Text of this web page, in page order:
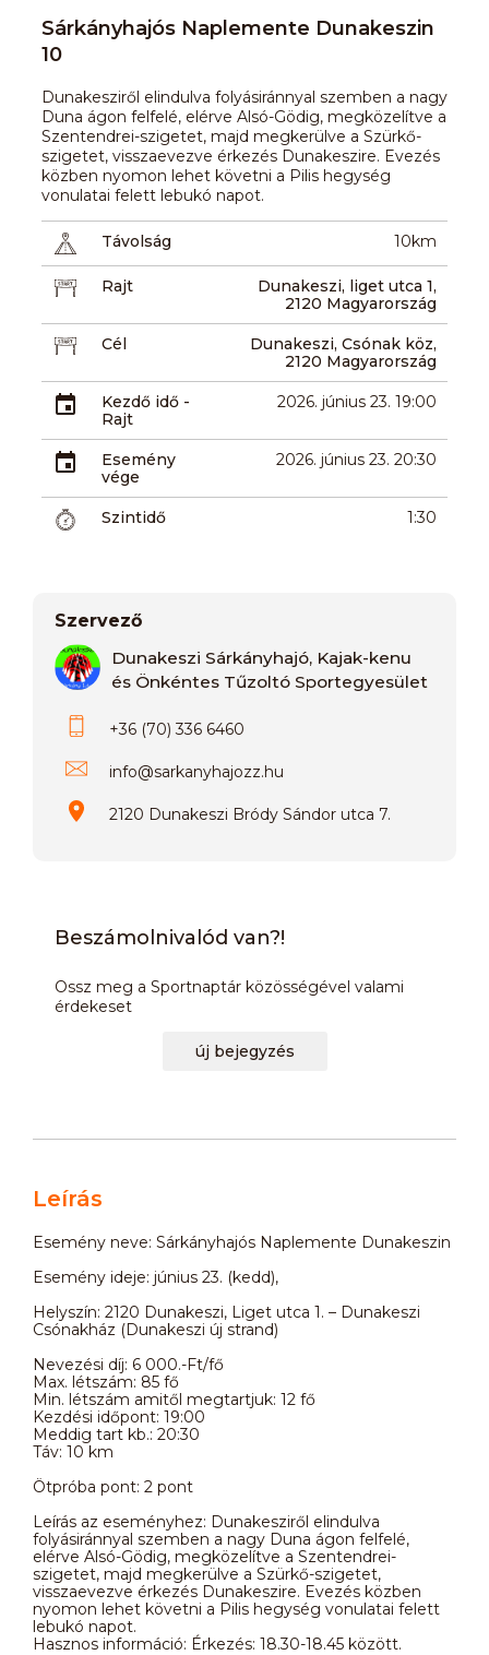
Sárkányhajós Naplemente Dunakeszin
10
Dunakesziről elindulva folyásiránnyal szemben a nagy
Duna ágon felfelé, elérve Alsó-Gödig, megközelítve a
Szentendrei-szigetet, majd megkerülve a Szürkő-
szigetet, visszaevezve érkezés Dunakeszire. Evezés
közben nyomon lehet követni a Pilis hegység
vonulatai felett lebukó napot.
Távolság 10km
Rajt
Dunakeszi, liget utca 1,
2120 Magyarország
Cél
Dunakeszi, Csónak köz,
2120 Magyarország
Kezdő idő -
Rajt
2026. június 23. 19:00
Esemény
vége
2026. június 23. 20:30
Szintidő 1:30
Szervező
Dunakeszi Sárkányhajó, Kajak-kenu
és Önkéntes Tűzoltó Sportegyesület
+36 (70) 336 6460
info@sarkanyhajozz.hu
2120 Dunakeszi Bródy Sándor utca 7.
Beszámolnivalód van?!
Ossz meg a Sportnaptár közösségével valami
érdekeset
új bejegyzés
Leírás
Esemény neve: Sárkányhajós Naplemente Dunakeszin
Esemény ideje: június 23. (kedd),
Helyszín: 2120 Dunakeszi, Liget utca 1. – Dunakeszi
Csónakház (Dunakeszi új strand)
Nevezési díj: 6 000.-Ft/fő
Max. létszám: 85 fő
Min. létszám amitől megtartjuk: 12 fő
Kezdési időpont: 19:00
Meddig tart kb.: 20:30
Táv: 10 km
Ötpróba pont: 2 pont
Leírás az eseményhez: Dunakesziről elindulva
folyásiránnyal szemben a nagy Duna ágon felfelé,
elérve Alsó-Gödig, megközelítve a Szentendrei-
szigetet, majd megkerülve a Szürkő-szigetet,
visszaevezve érkezés Dunakeszire. Evezés közben
nyomon lehet követni a Pilis hegység vonulatai felett
lebukó napot.
Hasznos információ: Érkezés: 18.30-18.45 között.